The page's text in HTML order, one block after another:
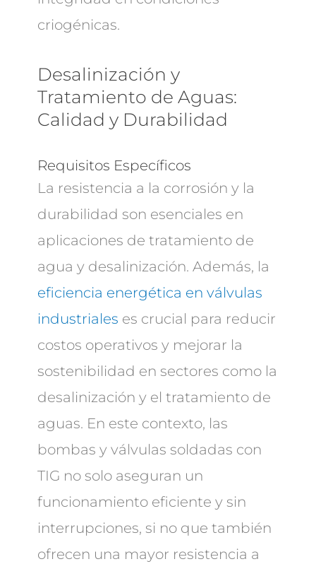
criogénicas.
Desalinización y
Tratamiento de Aguas:
Calidad y Durabilidad
Requisitos Específicos
La resistencia a la corrosión y la
durabilidad son esenciales en
aplicaciones de tratamiento de
agua y desalinización. Además, la
eficiencia energética en válvulas
industriales es crucial para reducir
costos operativos y mejorar la
sostenibilidad en sectores como la
desalinización y el tratamiento de
aguas. En este contexto, las
bombas y válvulas soldadas con
TIG no solo aseguran un
funcionamiento eficiente y sin
interrupciones, si no que también
ofrecen una mayor resistencia a